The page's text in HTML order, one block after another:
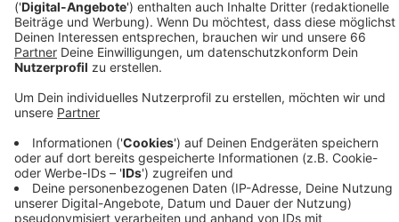
Anzeige
Direkt zum Start gibt es morgen zwischen 15 und 17
Fahrgeschäften nur einmal zahlen und dürfen zweimal
fahren. An allen anderen Geschäften gibt es in dieser
Zeit 10 % Rabatt. Übermorgen (11. Oktober 2019)
können die Besucher am Abend eine kombinierte